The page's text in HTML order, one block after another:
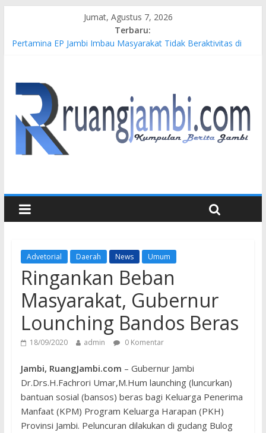
Jumat, Agustus 7, 2026
Terbaru:
Pertamina EP Jambi Imbau Masyarakat Tidak Beraktivitas di
Didampingi Pengacara Chris Januardi
Hj. Hesti Haris Dorong Lahirnya Wirausaha Muda Melalui
Pelatihan Batik Kontemporer PKW
Siap Dukung Kegiatan Hulu Migas, Kapolda Jambi Kunjungi
FSO 115
Gubernur Al Haris Buka Turnamen Tenis Antar Alumni
Advetorial Daerah News Umum
Ringankan Beban
Masyarakat, Gubernur
Lounching Bandos Beras
18/09/2020 admin 0 Komentar
Jambi, RuangJambi.com – Gubernur Jambi
Dr.Drs.H.Fachrori Umar,M.Hum launching (luncurkan)
bantuan sosial (bansos) beras bagi Keluarga Penerima
Manfaat (KPM) Program Keluarga Harapan (PKH)
Provinsi Jambi. Peluncuran dilakukan di gudang Bulog